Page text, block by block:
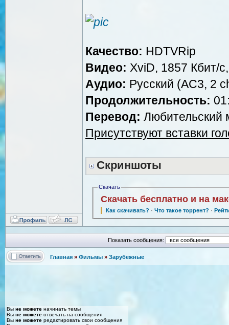
Качество: HDTVRip
Видео: XviD, 1857 Кбит/
Аудио: Русский (AC3, 2
Продолжительность:
Перевод: Любительский
Присутствуют вставки
Скриншоты
Скачать
Скачать бесплатно и на
Как скачивать? · Что такое торрент? ·
Показать сообщения:
Главная » Фильмы » Зарубежные
Вы не можете начинать темы
Вы не можете отвечать на сообщения
Вы не можете редактировать свои сообщения